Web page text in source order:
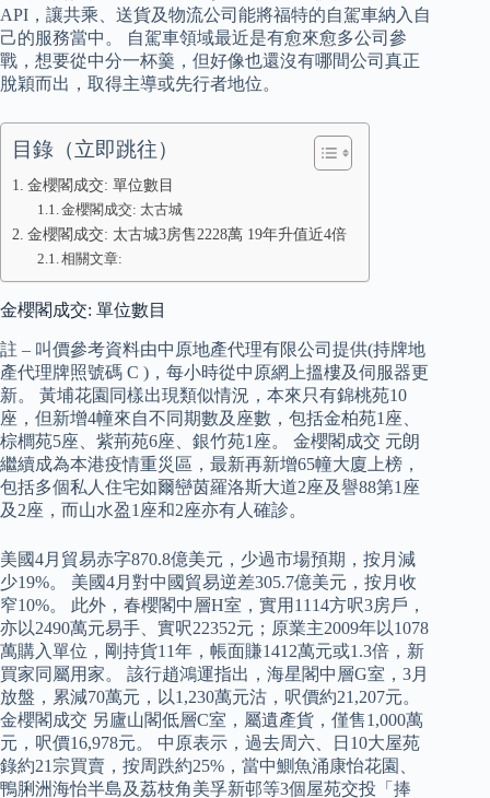
API，讓共乘、送貨及物流公司能將福特的自駕車納入自
己的服務當中。 自駕車領域最近是有愈來愈多公司參
戰，想要從中分一杯羹，但好像也還沒有哪間公司真正
脫穎而出，取得主導或先行者地位。
目錄（立即跳往）
金櫻閣成交: 單位數目
金櫻閣成交: 太古城
金櫻閣成交: 太古城3房售2228萬 19年升值近4倍
相關文章:
金櫻閣成交: 單位數目
註 – 叫價參考資料由中原地產代理有限公司提供(持牌地
產代理牌照號碼 C )，每小時從中原網上搵樓及伺服器更
新。 黃埔花園同樣出現類似情況，本來只有錦桃苑10
座，但新增4幢來自不同期數及座數，包括金柏苑1座、
棕櫚苑5座、紫荊苑6座、銀竹苑1座。 金櫻閣成交 元朗
繼續成為本港疫情重災區，最新再新增65幢大廈上榜，
包括多個私人住宅如爾巒茵羅洛斯大道2座及譽88第1座
及2座，而山水盈1座和2座亦有人確診。
美國4月貿易赤字870.8億美元，少過市場預期，按月減
少19%。 美國4月對中國貿易逆差305.7億美元，按月收
窄10%。 此外，春櫻閣中層H室，實用1114方呎3房戶，
亦以2490萬元易手、實呎22352元；原業主2009年以1078
萬購入單位，剛持貨11年，帳面賺1412萬元或1.3倍，新
買家同屬用家。 該行趙鴻運指出，海星閣中層G室，3月
放盤，累減70萬元，以1,230萬元沽，呎價約21,207元。
金櫻閣成交 另廬山閣低層C室，屬遺產貨，僅售1,000萬
元，呎價16,978元。 中原表示，過去周六、日10大屋苑
錄約21宗買賣，按周跌約25%，當中鰂魚涌康怡花園、
鴨脷洲海怡半島及荔枝角美孚新邨等3個屋苑交投「捧